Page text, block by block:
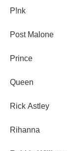
P!nk
Post Malone
Prince
Queen
Rick Astley
Rihanna